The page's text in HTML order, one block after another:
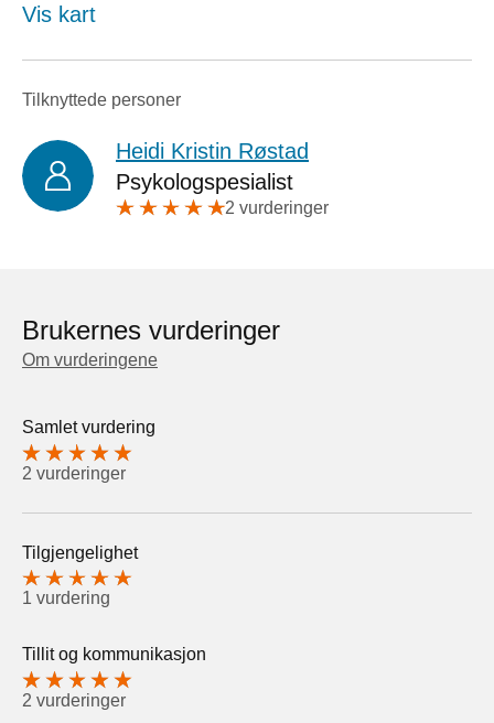
Vis kart
Tilknyttede personer
Heidi Kristin Røstad
Psykologspesialist
2 vurderinger
Brukernes vurderinger
Om vurderingene
Samlet vurdering
2 vurderinger
Tilgjengelighet
1 vurdering
Tillit og kommunikasjon
2 vurderinger